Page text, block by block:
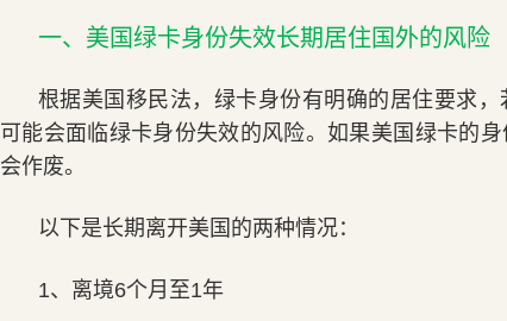
一、美国绿卡身份失效长期居住国外的风险
根据美国移民法，绿卡身份有明确的居住要求，
可能会面临绿卡身份失效的风险。如果美国绿卡的
会作废。
以下是长期离开美国的两种情况：
1、离境6个月至1年